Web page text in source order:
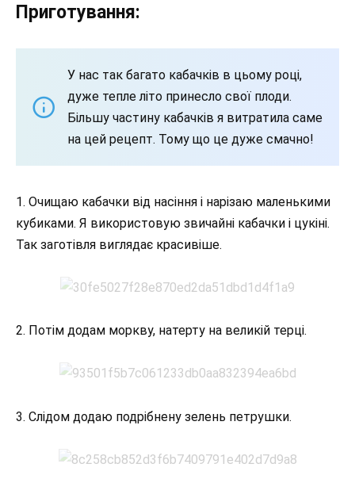
Приготування:
У нас так багато кабачків в цьому році,
дуже тепле літо принесло свої плоди.
Більшу частину кабачків я витратила саме
на цей рецепт. Тому що це дуже смачно!
1. Очищаю кабачки від насіння і нарізаю маленькими
кубиками. Я використовую звичайні кабачки і цукіні.
Так заготівля виглядає красивіше.
2. Потім додам моркву, натерту на великій терці.
3. Слідом додаю подрібнену зелень петрушки.